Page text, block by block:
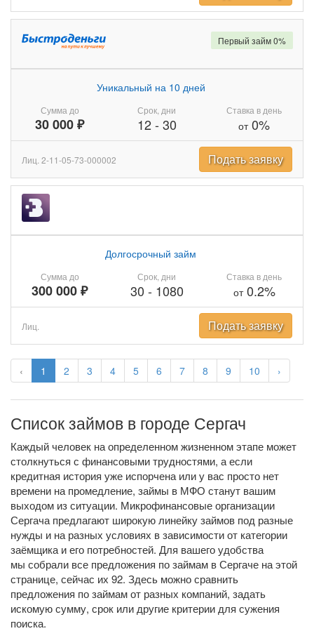
‹ 1 2 3 4 5 6 7 8 9 10 ›
Сумма до
30 000 ₽
Уникальный на 10 дней
Срок, дни
12- 30
Ставка в день
от0%
Первый займ 0%
Лиц. 2-11-05-73-000002 Подать заявку
Сумма до
300 000 ₽
Долгосрочный займ
Срок, дни
30 - 1080
Ставка в день
от0.2%
Лиц. Подать заявку
Список займов в городе Сергач
Каждый человек на определенном жизненном этапе может
столкнуться с финансовыми трудностями, а если
кредитная история уже испорчена или у вас просто нет
времени на промедление, займы в МФО станут вашим
выходом из ситуации. Микрофинансовые организации
Сергача предлагают широкую линейку займов под разные
нужды и на разных условиях в зависимости от категории
заёмщика и его потребностей. Для вашего удобства
мы собрали все предложения по займам в Сергаче на этой
странице, сейчас их 92. Здесь можно сравнить
предложения по займам от разных компаний, задать
искомую сумму, срок или другие критерии для сужения
поиска.